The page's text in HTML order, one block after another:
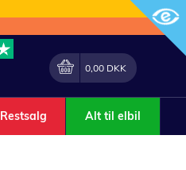
Min indkøbskurv
0,00 DKK
Restsalg Alt til elbil